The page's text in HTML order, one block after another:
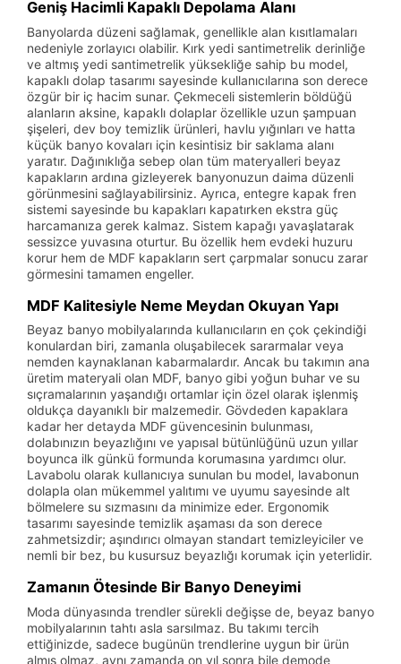
Geniş Hacimli Kapaklı Depolama Alanı
Banyolarda düzeni sağlamak, genellikle alan kısıtlamaları
nedeniyle zorlayıcı olabilir. Kırk yedi santimetrelik derinliğe
ve altmış yedi santimetrelik yüksekliğe sahip bu model,
kapaklı dolap tasarımı sayesinde kullanıcılarına son derece
özgür bir iç hacim sunar. Çekmeceli sistemlerin böldüğü
alanların aksine, kapaklı dolaplar özellikle uzun şampuan
şişeleri, dev boy temizlik ürünleri, havlu yığınları ve hatta
küçük banyo kovaları için kesintisiz bir saklama alanı
yaratır. Dağınıklığa sebep olan tüm materyalleri beyaz
kapakların ardına gizleyerek banyonuzun daima düzenli
görünmesini sağlayabilirsiniz. Ayrıca, entegre kapak fren
sistemi sayesinde bu kapakları kapatırken ekstra güç
harcamanıza gerek kalmaz. Sistem kapağı yavaşlatarak
sessizce yuvasına oturtur. Bu özellik hem evdeki huzuru
korur hem de MDF kapakların sert çarpmalar sonucu zarar
görmesini tamamen engeller.
MDF Kalitesiyle Neme Meydan Okuyan Yapı
Beyaz banyo mobilyalarında kullanıcıların en çok çekindiği
konulardan biri, zamanla oluşabilecek sararmalar veya
nemden kaynaklanan kabarmalardır. Ancak bu takımın ana
üretim materyali olan MDF, banyo gibi yoğun buhar ve su
sıçramalarının yaşandığı ortamlar için özel olarak işlenmiş
oldukça dayanıklı bir malzemedir. Gövdeden kapaklara
kadar her detayda MDF güvencesinin bulunması,
dolabınızın beyazlığını ve yapısal bütünlüğünü uzun yıllar
boyunca ilk günkü formunda korumasına yardımcı olur.
Lavabolu olarak kullanıcıya sunulan bu model, lavabonun
dolapla olan mükemmel yalıtımı ve uyumu sayesinde alt
bölmelere su sızmasını da minimize eder. Ergonomik
tasarımı sayesinde temizlik aşaması da son derece
zahmetsizdir; aşındırıcı olmayan standart temizleyiciler ve
nemli bir bez, bu kusursuz beyazlığı korumak için yeterlidir.
Zamanın Ötesinde Bir Banyo Deneyimi
Moda dünyasında trendler sürekli değişse de, beyaz banyo
mobilyalarının tahtı asla sarsılmaz. Bu takımı tercih
ettiğinizde, sadece bugünün trendlerine uygun bir ürün
almış olmaz, aynı zamanda on yıl sonra bile demode